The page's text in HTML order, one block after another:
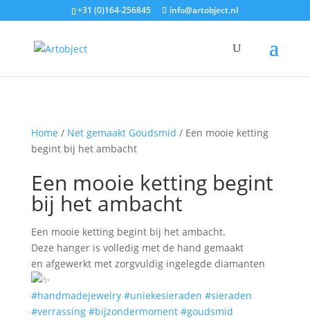
+31 (0)164-256845 info@artobject.nl
Home / Net gemaakt Goudsmid / Een mooie ketting
begint bij het ambacht
Een mooie ketting begint
bij het ambacht
Een mooie ketting begint bij het ambacht.
Deze hanger is volledig met de hand gemaakt
en afgewerkt met zorgvuldig ingelegde diamanten
#handmadejewelry #uniekesieraden #sieraden
#verrassing #bijzondermoment #goudsmid